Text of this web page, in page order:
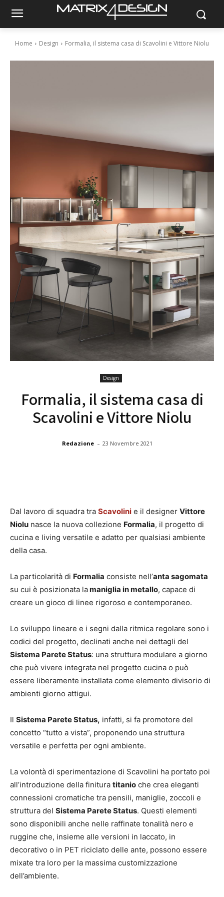
Home Design Formalia, il sistema casa di Scavolini e Vittore Niolu
Design
Formalia, il sistema casa di
Scavolini e Vittore Niolu
Redazione - 23 Novembre 2021
Dal lavoro di squadra tra Scavolini e il designer Vittore
Niolu nasce la nuova collezione Formalia, il progetto di
cucina e living versatile e adatto per qualsiasi ambiente
della casa.
La particolarità di Formalia consiste nell’anta sagomata
su cui è posizionata lamaniglia in metallo, capace di
creare un gioco di linee rigoroso e contemporaneo.
Lo sviluppo lineare e i segni dalla ritmica regolare sono i
codici del progetto, declinati anche nei dettagli del
Sistema Parete Status: una struttura modulare a giorno
che può vivere integrata nel progetto cucina o può
essere liberamente installata come elemento divisorio di
ambienti giorno attigui.
Il Sistema Parete Status, infatti, si fa promotore del
concetto “tutto a vista”, proponendo una struttura
versatile e perfetta per ogni ambiente.
La volontà di sperimentazione di Scavolini ha portato poi
all’introduzione della finitura titanio che crea eleganti
connessioni cromatiche tra pensili, maniglie, zoccoli e
struttura del Sistema Parete Status. Questi elementi
sono disponibili anche nelle raffinate tonalità nero e
ruggine che, insieme alle versioni in laccato, in
decorativo o in PET riciclato delle ante, possono essere
mixate tra loro per la massima customizzazione
dell’ambiente.